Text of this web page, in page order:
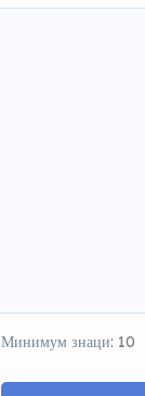
Минимум знаци: 10